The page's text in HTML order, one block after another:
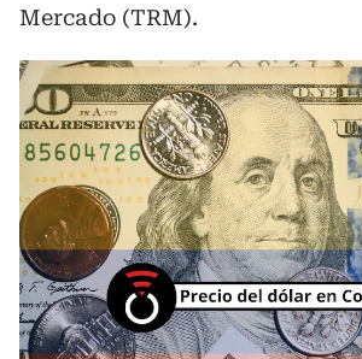
Mercado (TRM).